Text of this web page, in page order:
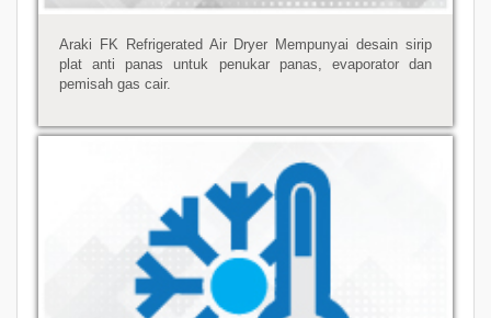
Araki FK Refrigerated Air Dryer Mempunyai desain sirip
plat anti panas untuk penukar panas, evaporator dan
pemisah gas cair.